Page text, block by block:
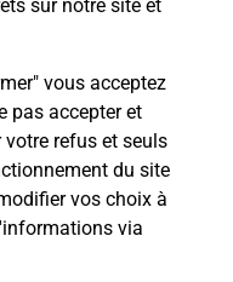
sur notre site et
vous acceptez
pas accepter et
refus et seuls
du site
vos choix à
via